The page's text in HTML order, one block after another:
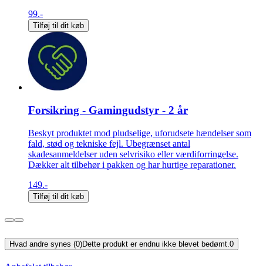
99.-
Tilføj til dit køb
Forsikring - Gamingudstyr - 2 år
Beskyt produktet mod pludselige, uforudsete hændelser som
fald, stød og tekniske fejl. Ubegrænset antal
skadesanmeldelser uden selvrisiko eller værdiforringelse.
Dækker alt tilbehør i pakken og har hurtige reparationer.
149.-
Tilføj til dit køb
Hvad andre synes (0)Dette produkt er endnu ikke blevet bedømt. 0